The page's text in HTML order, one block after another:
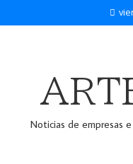
Noticias de empresas